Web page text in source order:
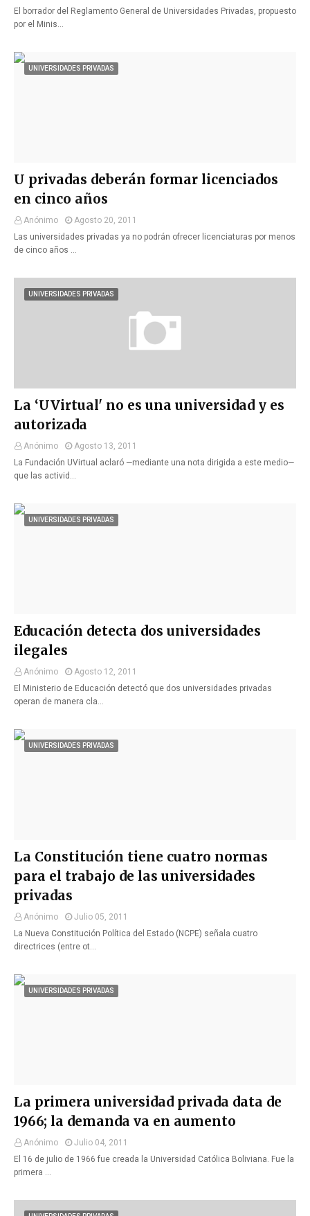
El borrador del Reglamento General de Universidades Privadas, propuesto
por el Minis…
UNIVERSIDADES PRIVADAS
U privadas deberán formar licenciados
en cinco años
Anónimo
Agosto 20, 2011
Las universidades privadas ya no podrán ofrecer licenciaturas por menos
de cinco años …
UNIVERSIDADES PRIVADAS
La ‘UVirtual' no es una universidad y es
autorizada
Anónimo
Agosto 13, 2011
La Fundación UVirtual aclaró —mediante una nota dirigida a este medio—
que las activid…
UNIVERSIDADES PRIVADAS
Educación detecta dos universidades
ilegales
Anónimo
Agosto 12, 2011
El Ministerio de Educación detectó que dos universidades privadas
operan de manera cla…
UNIVERSIDADES PRIVADAS
La Constitución tiene cuatro normas
para el trabajo de las universidades
privadas
Anónimo
Julio 05, 2011
La Nueva Constitución Política del Estado (NCPE) señala cuatro
directrices (entre ot…
UNIVERSIDADES PRIVADAS
La primera universidad privada data de
1966; la demanda va en aumento
Anónimo
Julio 04, 2011
El 16 de julio de 1966 fue creada la Universidad Católica Boliviana. Fue la
primera …